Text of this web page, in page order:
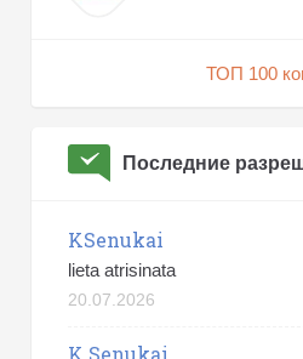
ТОП 100
Последние
KSenukai
lieta atrisinata
20.07.2026
K Senukai